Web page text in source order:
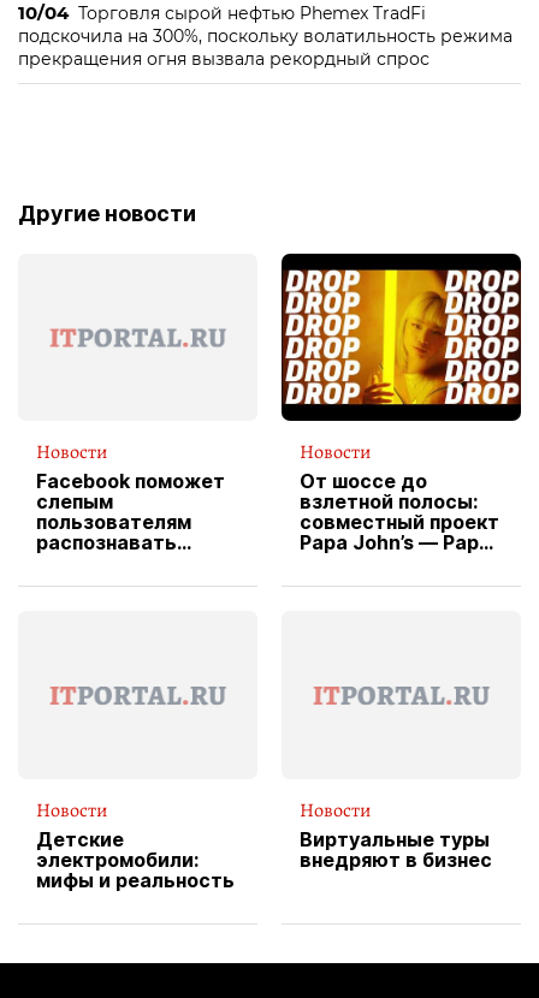
10/04 Торговля сырой нефтью Phemex TradFi
подскочила на 300%, поскольку волатильность режима
прекращения огня вызвала рекордный спрос
Другие новости
Новости
Facebook поможет
слепым
пользователям
распознавать
Новости
От шоссе до
взлетной полосы:
совместный проект
Papa John’s — Papa
вводит
Новости
Детские
электромобили:
мифы и реальность
Новости
Виртуальные туры
внедряют в бизнес